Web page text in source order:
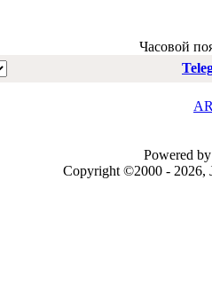
Часовой
Powered
Copyright ©2000 - 2026,